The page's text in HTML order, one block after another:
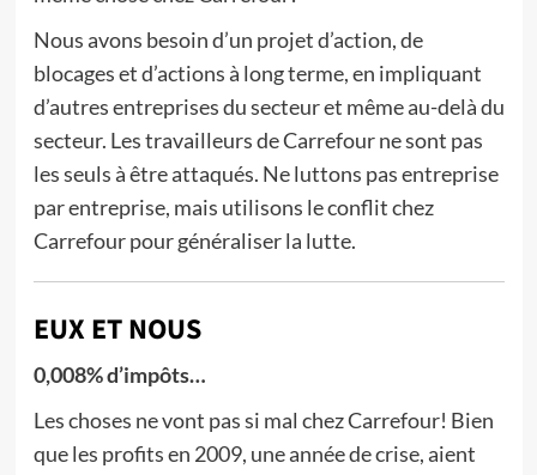
Nous avons besoin d’un projet d’action, de
blocages et d’actions à long terme, en impliquant
d’autres entreprises du secteur et même au-delà du
secteur. Les travailleurs de Carrefour ne sont pas
les seuls à être attaqués. Ne luttons pas entreprise
par entreprise, mais utilisons le conflit chez
Carrefour pour généraliser la lutte.
EUX ET NOUS
0,008% d’impôts…
Les choses ne vont pas si mal chez Carrefour! Bien
que les profits en 2009, une année de crise, aient